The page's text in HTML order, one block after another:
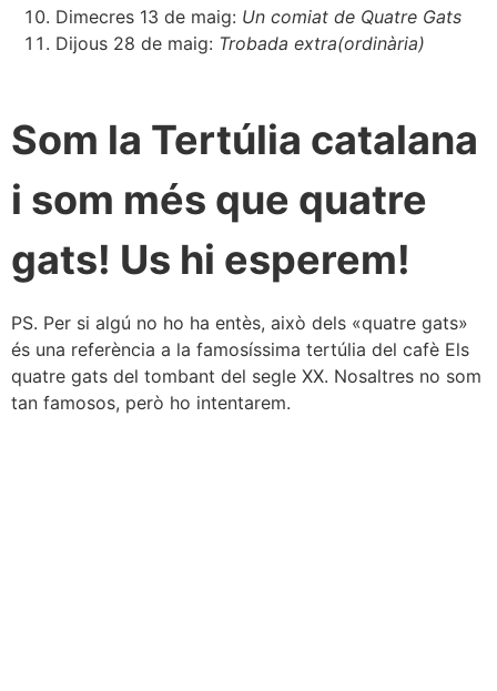
Dimecres 13 de maig: Un comiat de Quatre Gats
Dijous 28 de maig: Trobada extra(ordinària)
Som la Tertúlia catalana
i som més que quatre
gats! Us hi esperem!
PS. Per si algú no ho ha entès, això dels «quatre gats»
és una referència a la famosíssima tertúlia del cafè Els
quatre gats del tombant del segle XX. Nosaltres no som
tan famosos, però ho intentarem.